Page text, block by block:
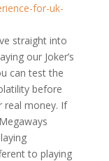
for-uk-
straight into
our Joker’s
can test the
before
real money. If
to playing